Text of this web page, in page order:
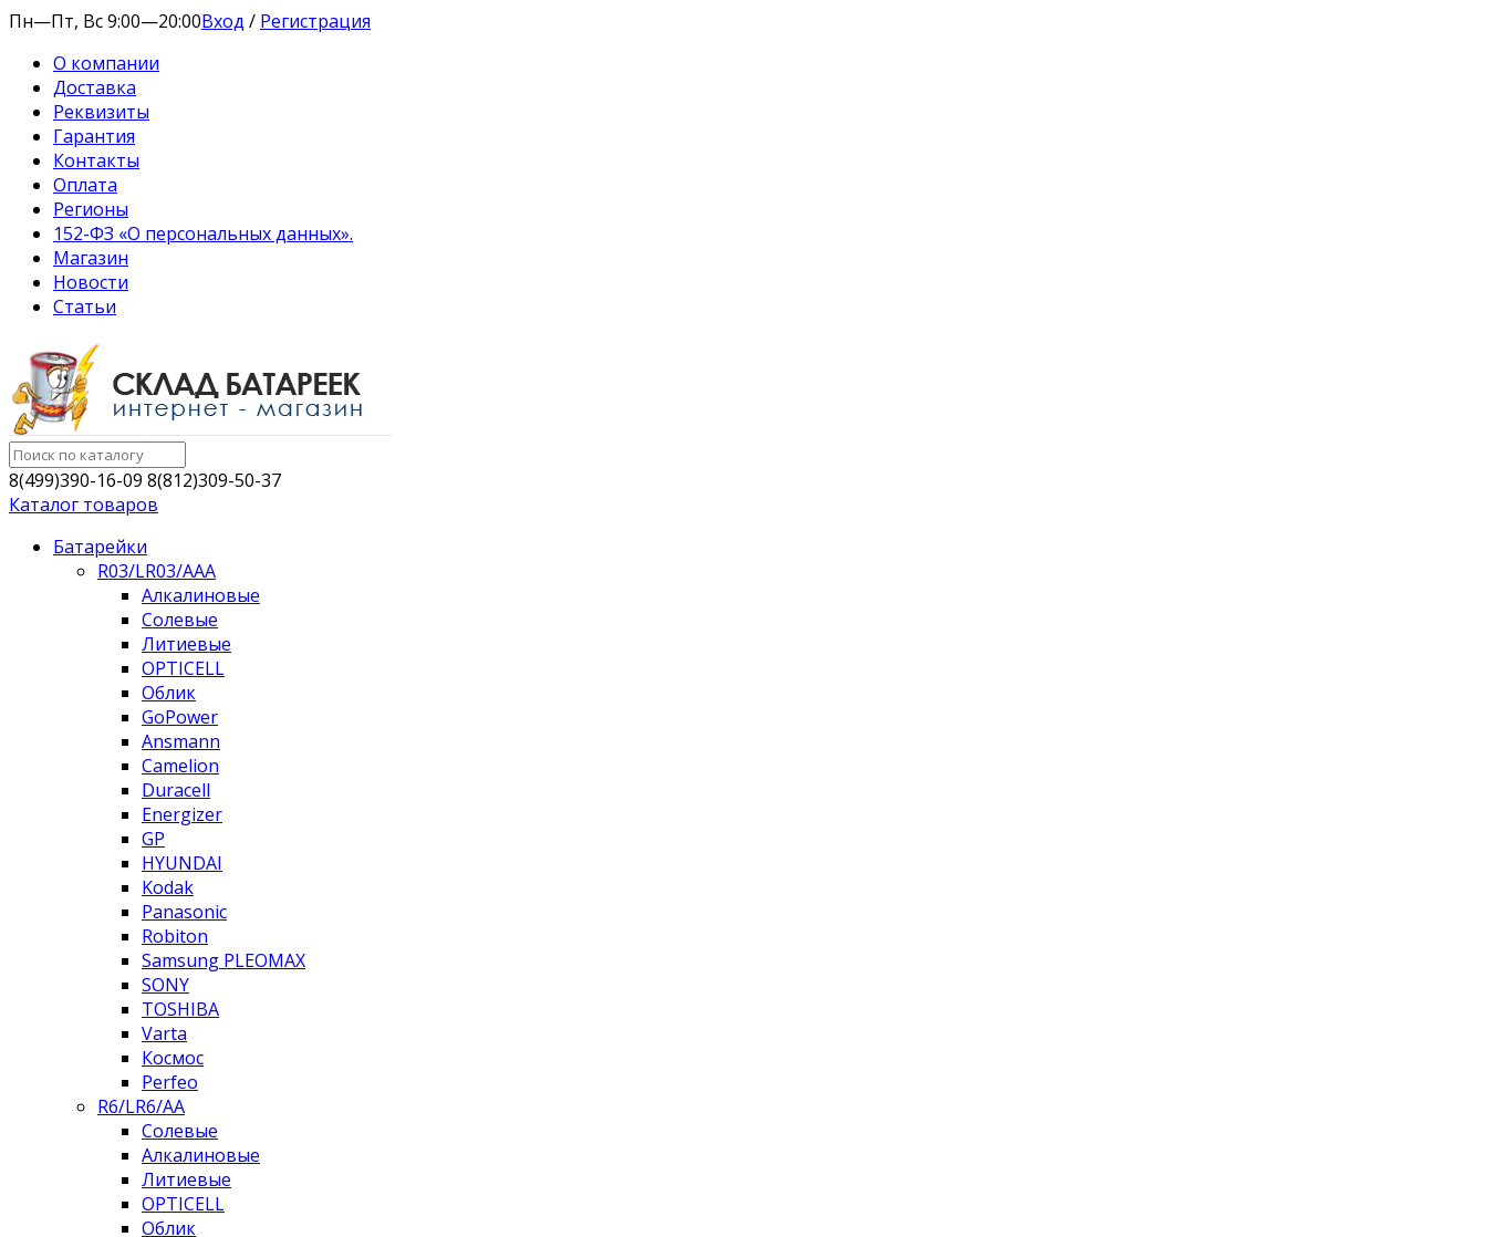
Пн—Пт, Вс 9:00—20:00Вход / Регистрация
О компании
Доставка
Реквизиты
Гарантия
Контакты
Оплата
Регионы
152-ФЗ «О персональных данных».
Магазин
Новости
Статьи
8(499)390-16-09 8(812)309-50-37
Каталог товаров
Батарейки
R03/LR03/AAA
Алкалиновые
Солевые
Литиевые
OPTICELL
Облик
GoPower
Ansmann
Camelion
Duracell
Energizer
GP
HYUNDAI
Kodak
Panasonic
Robiton
Samsung PLEOMAX
SONY
TOSHIBA
Varta
Космос
Perfeo
R6/LR6/AA
Солевые
Алкалиновые
Литиевые
OPTICELL
Облик